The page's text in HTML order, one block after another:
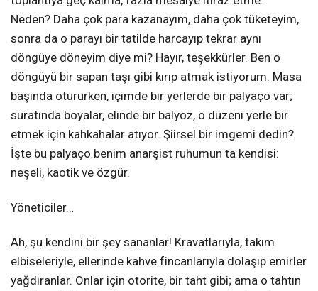
Neden? Daha çok para kazanayım, daha çok tüketeyim,
sonra da o parayı bir tatilde harcayıp tekrar aynı
döngüye döneyim diye mi? Hayır, teşekkürler. Ben o
döngüyü bir sapan taşı gibi kırıp atmak istiyorum. Masa
başında otururken, içimde bir yerlerde bir palyaço var;
suratında boyalar, elinde bir balyoz, o düzeni yerle bir
etmek için kahkahalar atıyor. Şiirsel bir imgemi dedin?
İşte bu palyaço benim anarşist ruhumun ta kendisi:
neşeli, kaotik ve özgür.
Yöneticiler…
Ah, şu kendini bir şey sananlar! Kravatlarıyla, takım
elbiseleriyle, ellerinde kahve fincanlarıyla dolaşıp emirler
yağdıranlar. Onlar için otorite, bir taht gibi; ama o tahtın